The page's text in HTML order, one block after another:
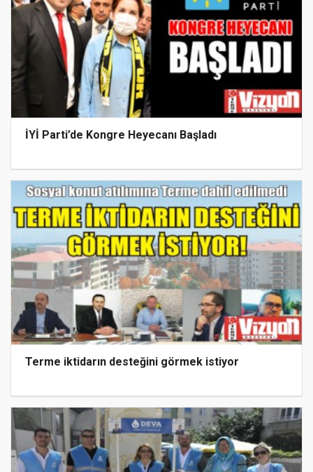
İYİ Parti’de Kongre Heyecanı Başladı
Terme iktidarın desteğini görmek istiyor